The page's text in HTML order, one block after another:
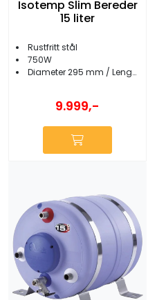
Isotemp Slim Bereder
15 liter
Rustfritt stål
750W
Diameter 295 mm / Lengde 540 mm
9.999,-